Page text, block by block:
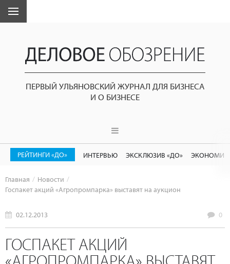
ПЕРВЫЙ УЛЬЯНОВСКИЙ ЖУРНАЛ ДЛЯ БИЗНЕСА
И О БИЗНЕСЕ
РЕЙТИНГИ «ДО» ИНТЕРВЬЮ ЭКСКЛЮЗИВ «ДО»
Главная
Новости
Госпакет акций «Агропромпарка» выставят на аукцион
02.12.2013 0
ГОСПАКЕТ АКЦИЙ